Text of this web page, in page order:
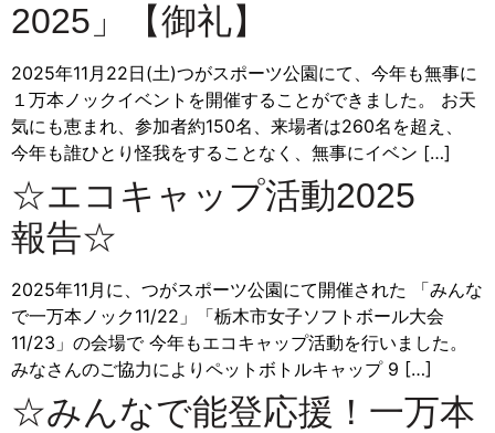
2025」【御礼】
2025年11月22日(土)つがスポーツ公園にて、今年も無事に
１万本ノックイベントを開催することができました。 お天
気にも恵まれ、参加者約150名、来場者は260名を超え、
今年も誰ひとり怪我をすることなく、無事にイベン […]
☆エコキャップ活動2025
報告☆
2025年11月に、つがスポーツ公園にて開催された 「みんな
で一万本ノック11/22」「栃木市女子ソフトボール大会
11/23」の会場で 今年もエコキャップ活動を行いました。
みなさんのご協力によりペットボトルキャップ 9 […]
☆みんなで能登応援！一万本